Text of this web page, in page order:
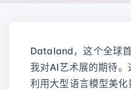
Dataland，这个全球
我对AI艺术展的期待
利用大型语言模型美化